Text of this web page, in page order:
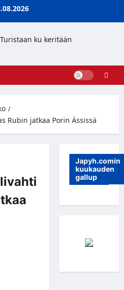
Rubin jatkaa Porin Ässissä
Japyh.comin
kuukauden
gallup